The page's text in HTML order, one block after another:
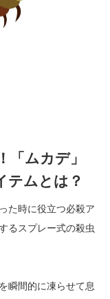
「ムカデ」
テムとは？
た時に役立つ必殺ア
るスプレー式の殺虫
瞬間的に凍らせて息